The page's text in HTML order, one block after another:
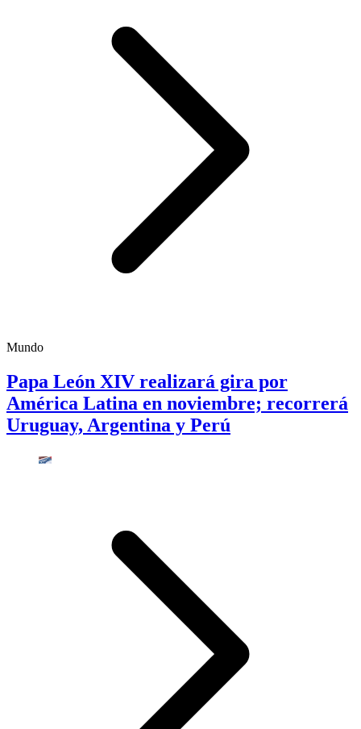
Mundo
Papa León XIV realizará gira por
América Latina en noviembre; recorrerá
Uruguay, Argentina y Perú